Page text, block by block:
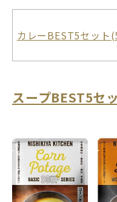
カレーBEST5セット
スープBEST5セ